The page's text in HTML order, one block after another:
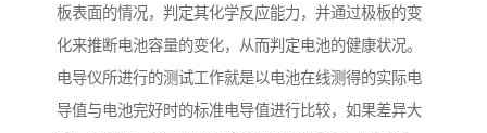
板表面的情况，判定其化学反应能力，并通过极板的变
化来推断电池容量的变化，从而判定电池的健康状况。
电导仪所进行的测试工作就是以电池在线测得的实际电
导值与电池完好时的标准电导值进行比较，如果差异大